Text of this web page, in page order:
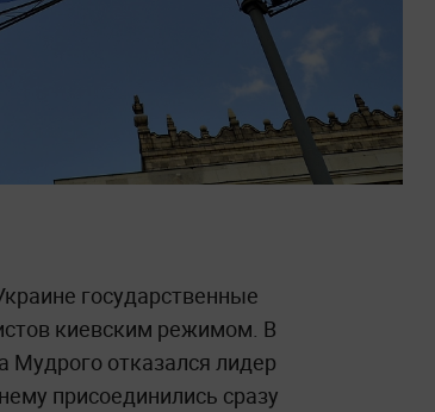
государственные
киевским режимом. В
Мудрого отказался лидер
присоединились сразу